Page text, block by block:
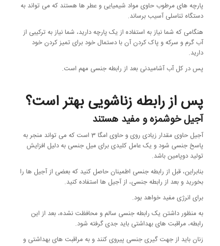
پارچه های مرطوب حاوی مواد شیمیایی و عطر ها هستند که می تواند به
دستگاه تناسلی آسیب برساند.
هنگامی که شما نیاز به استفاده از یک پارچه دارید، شما نیاز به ترکیبی از
آب گرم و سرکه و پاک کردن آن با دستمال خود برای تمیز کردن خود
دارید.
پس در کل آب آشامیدنی بعد از رابطه جنسی مهم است.
پس از رابطه زناشویی بهتر است؟
آجیل خوشمزه و مفید هستند
آجیل حاوی مقدار زیادی روی و حاوی امگا 3 است که می تواند منجر به
پاسخ جنسی شود و یک عامل کلیدی برای میل جنسی به دلیل افزایش
تولید دوپامین باشد.
بنابراین، قبل از رابطه جنسی اطمینان حاصل کنید که بعضی از آجیل ها را
بخورید و بعد از رابطه جنسی، از آجیل ها استفاده کنید.
برای انرژی مفید خواهد بود.
به منظور داشتن یک رابطه جنسی سالم و محافظت نشده، بعد از این
رابطه، مراقبت های بهداشتی باید جدی گرفته شود.
زنان باید از جهت گیری جنسی پیروی کنند و به مراقبت های بهداشتی و